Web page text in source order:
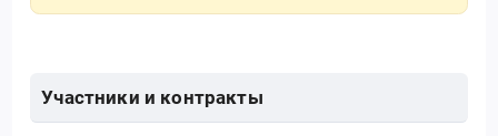
Участники и контракты